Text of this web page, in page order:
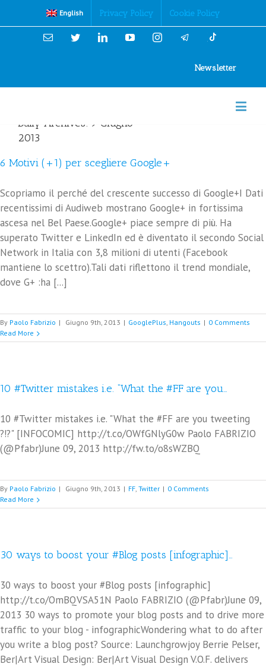
English Privacy Policy Cookie Policy
Email TwitterLinkedinYouTubeInstagram
Newsletter
Daily Archives: 9 Giugno
2013
6 Motivi (+1) per scegliere Google+
Scopriamo il perché del crescente successo di Google+I Dati
recentissimi di Audiweb mostrano Google+ in fortissima
ascesa nel Bel Paese.Google+ piace sempre di più. Ha
superato Twitter e LinkedIn ed è diventato il secondo Social
Network in Italia con 3,8 milioni di utenti (Facebook
mantiene lo scettro).Tali dati riflettono il trend mondiale,
dove G+ :ha [...]
By Paolo Fabrizio | Giugno 9th, 2013 | GooglePlus, Hangouts | 0 Comments
Read More
10 #Twitter mistakes i.e. “What the #FF are you…
10 #Twitter mistakes i.e. "What the #FF are you tweeting
?!?" [INFOCOMIC] http://t.co/OWfGNlyG0w Paolo FABRIZIO
(@Pfabr)June 09, 2013 http://fw.to/o8sWZBQ
By Paolo Fabrizio | Giugno 9th, 2013 | FF, Twitter | 0 Comments
Read More
30 ways to boost your #Blog posts [infographic]…
30 ways to boost your #Blog posts [infographic]
http://t.co/OmBQVSA51N Paolo FABRIZIO (@Pfabr)June 09,
2013 30 ways to promote your blog posts and to drive more
traffic to your blog - infographicWondering what to do after
you write a blog post? Source: Launchgrowjoy Berrie Pelser,
Ber|Art Visual Design: Ber|Art Visual Design V.O.F. delivers
Cookies Policy